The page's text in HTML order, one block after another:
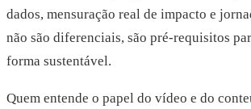
dados, mensuração real de impacto e
não são diferenciais, são pré-requisitos
forma sustentável.
Quem entende o papel do vídeo e do